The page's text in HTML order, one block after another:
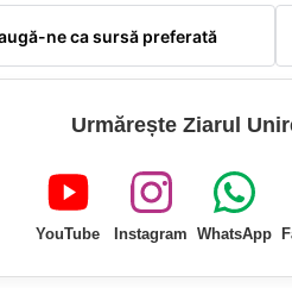
ne ca sursă preferată
Urmărește Ziarul
YouTube Instagram WhatsApp